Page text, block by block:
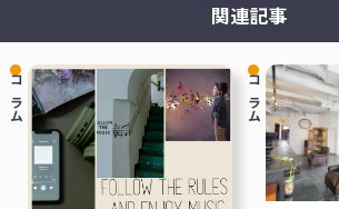
関連記事
コラム コラム